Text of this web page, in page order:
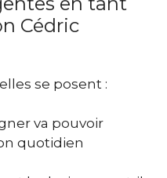
Cédric
se posent :
va pouvoir
quotidien